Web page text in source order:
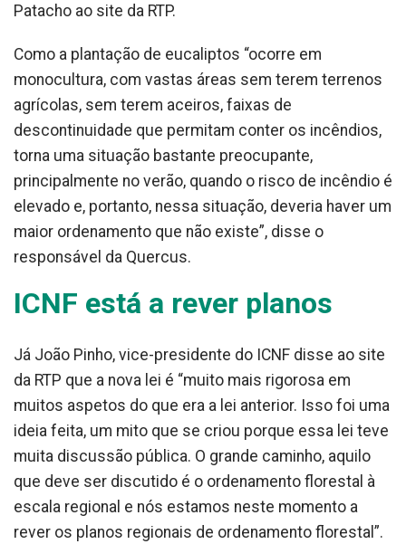
Patacho ao site da RTP.
Como a plantação de eucaliptos “ocorre em
monocultura, com vastas áreas sem terem terrenos
agrícolas, sem terem aceiros, faixas de
descontinuidade que permitam conter os incêndios,
torna uma situação bastante preocupante,
principalmente no verão, quando o risco de incêndio é
elevado e, portanto, nessa situação, deveria haver um
maior ordenamento que não existe”, disse o
responsável da Quercus.
ICNF está a rever planos
Já João Pinho, vice-presidente do ICNF disse ao site
da RTP que a nova lei é “muito mais rigorosa em
muitos aspetos do que era a lei anterior. Isso foi uma
ideia feita, um mito que se criou porque essa lei teve
muita discussão pública. O grande caminho, aquilo
que deve ser discutido é o ordenamento florestal à
escala regional e nós estamos neste momento a
rever os planos regionais de ordenamento florestal”.